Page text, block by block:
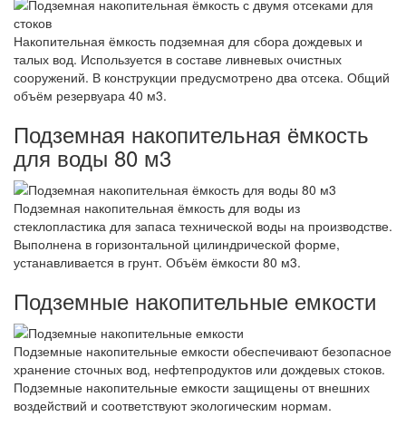
Накопительная ёмкость подземная для сбора дождевых и
талых вод. Используется в составе ливневых очистных
сооружений. В конструкции предусмотрено два отсека. Общий
объём резервуара 40 м3.
Подземная накопительная ёмкость
для воды 80 м3
Подземная накопительная ёмкость для воды из
стеклопластика для запаса технической воды на производстве.
Выполнена в горизонтальной цилиндрической форме,
устанавливается в грунт. Объём ёмкости 80 м3.
Подземные накопительные емкости
Подземные накопительные емкости обеспечивают безопасное
хранение сточных вод, нефтепродуктов или дождевых стоков.
Подземные накопительные емкости защищены от внешних
воздействий и соответствуют экологическим нормам.